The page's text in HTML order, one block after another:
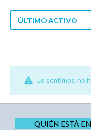
ÚLTIMO ACTIVO
Lo sentimos, no
QUIÉN ESTÁ